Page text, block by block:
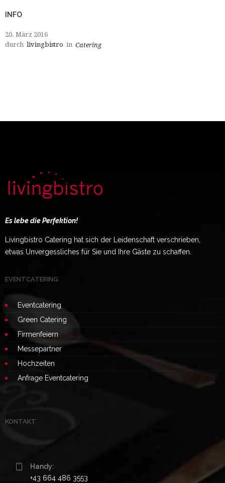
INFO
20. März 2016
durch livingbistro in Catering
Es lebe die Perfektion!
Livingbistro Catering hat sich der Leidenschaft verschrieben,
etwas Unvergessliches für Sie und Ihre Gäste zu schaffen.
EVENTCATERING
Eventcatering
Green Catering
Firmenfeiern
Messepartner
Hochzeiten
Anfrage Eventcatering
KONTAKT
Handy:
+43 664 486 3553